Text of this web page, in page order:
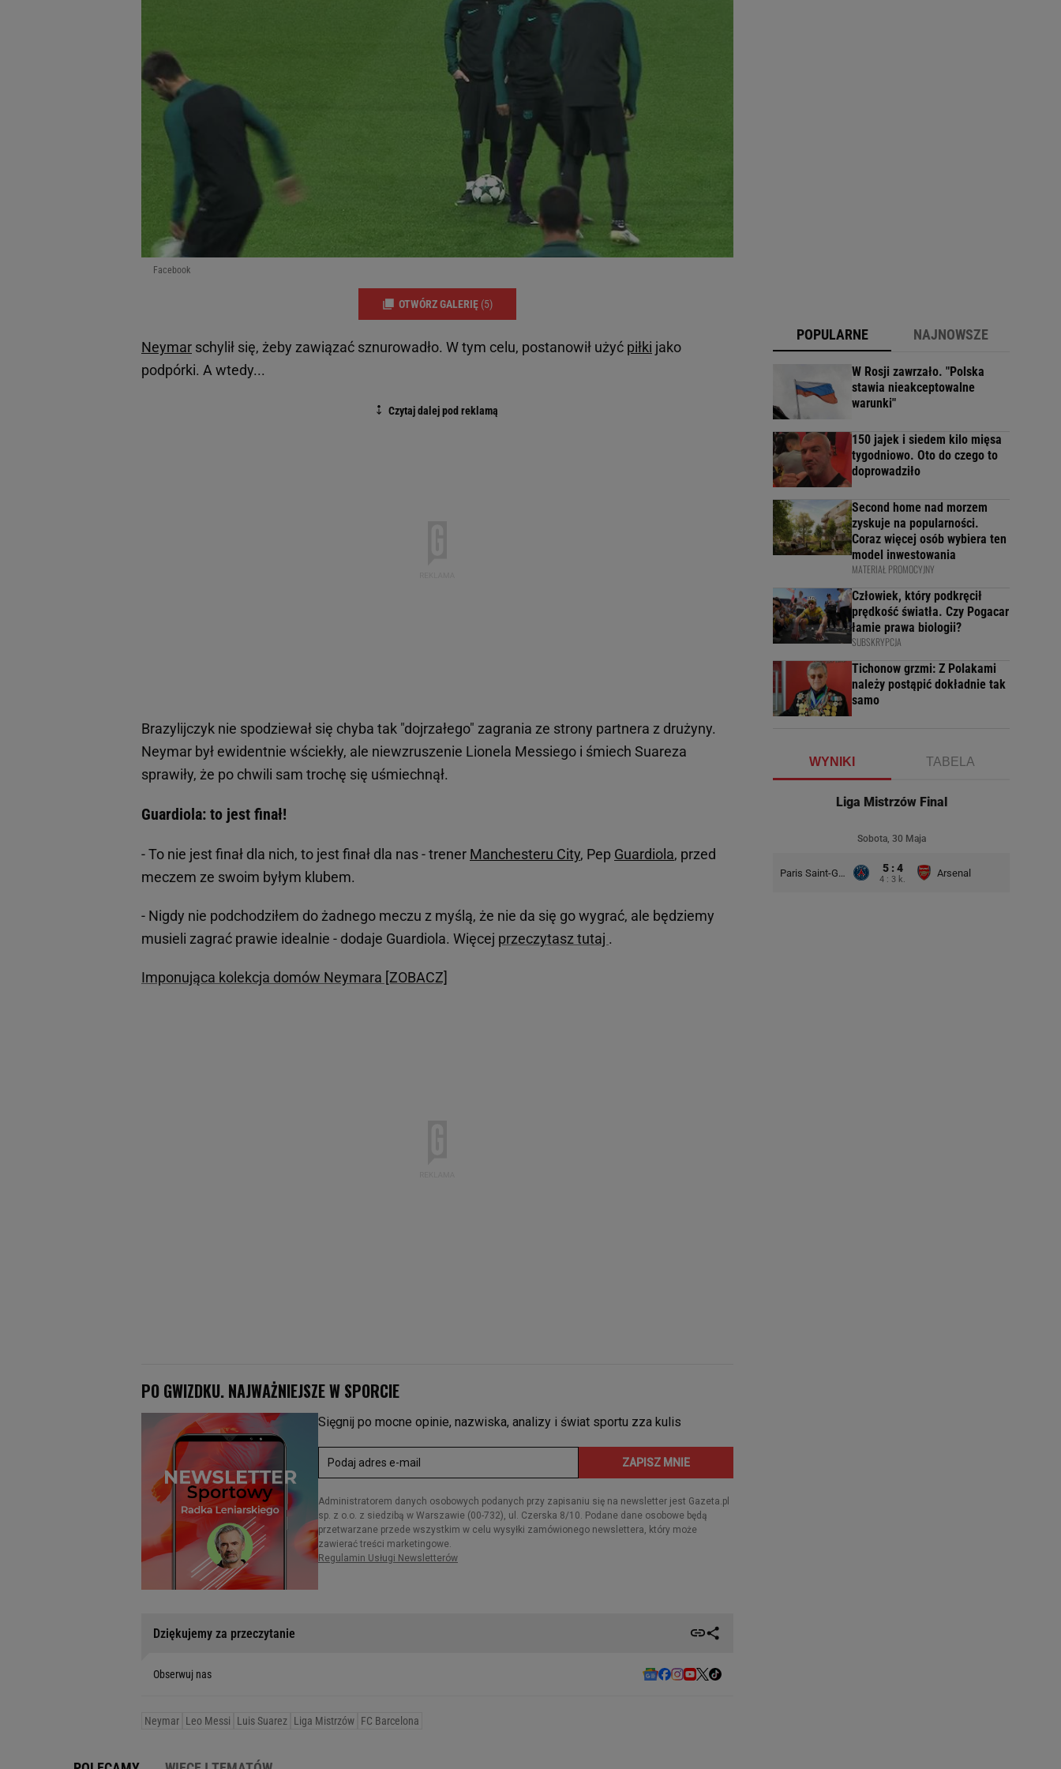
Facebook
OTWÓRZ GALERIĘ (5)
Neymar schylił się, żeby zawiązać sznurowadło. W tym celu, postanowił użyć piłki jako
podpórki. A wtedy...
Brazylijczyk nie spodziewał się chyba tak "dojrzałego" zagrania ze strony partnera z drużyny.
Neymar był ewidentnie wściekły, ale niewzruszenie Lionela Messiego i śmiech Suareza
sprawiły, że po chwili sam trochę się uśmiechnął.
Guardiola: to jest finał!
- To nie jest finał dla nich, to jest finał dla nas - trener Manchesteru City, Pep Guardiola, przed
meczem ze swoim byłym klubem.
- Nigdy nie podchodziłem do żadnego meczu z myślą, że nie da się go wygrać, ale będziemy
musieli zagrać prawie idealnie - dodaje Guardiola. Więcej przeczytasz tutaj .
Imponująca kolekcja domów Neymara [ZOBACZ]
Dziękujemy za przeczytanie
Obserwuj nas
Neymar Leo Messi Luis Suarez Liga Mistrzów FC Barcelona
POPULARNE NAJNOWSZE
W Rosji zawrzało. "Polska
stawia nieakceptowalne
warunki"
150 jajek i siedem kilo mięsa
tygodniowo. Oto do czego to
doprowadziło
Second home nad morzem
zyskuje na popularności.
Coraz więcej osób wybiera ten
model inwestowania
MATERIAŁ PROMOCYJNY
Człowiek, który podkręcił
prędkość światła. Czy Pogacar
łamie prawa biologii?
SUBSKRYPCJA
Tichonow grzmi: Z Polakami
należy postąpić dokładnie tak
samo
WYNIKI TABELA
Liga Mistrzów Final
Sobota, 30 Maja
Paris Saint-Germain 5 : 4
4 : 3 k.
Arsenal